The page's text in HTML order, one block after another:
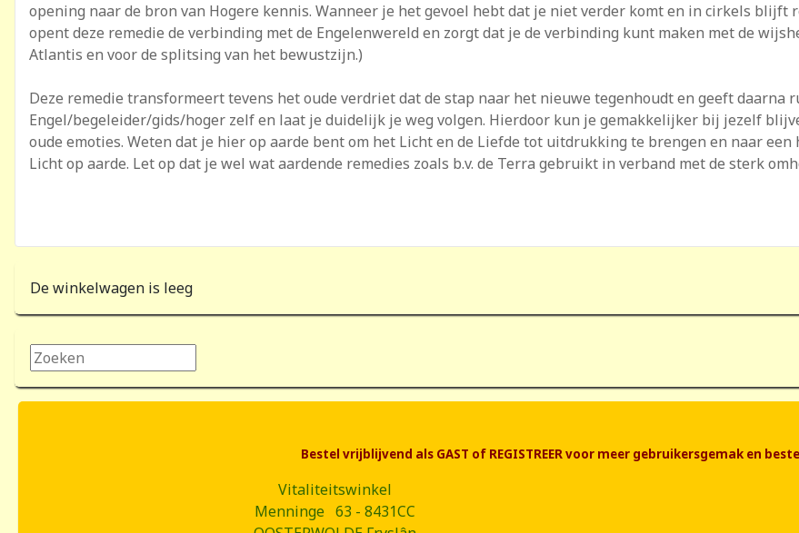
opening naar de bron van Hogere kennis. Wanneer je het gevoel hebt dat je niet verder komt en in cirkels blijft
opent deze remedie de verbinding met de Engelenwereld en zorgt dat je de verbinding kunt maken met de
Atlantis en voor de splitsing van het bewustzijn.)
Deze remedie transformeert tevens het oude verdriet dat de stap naar het nieuwe tegenhoudt en geeft daarna
Engel/begeleider/gids/hoger zelf en laat je duidelijk je weg volgen. Hierdoor kun je gemakkelijker bij jezelf
oude emoties. Weten dat je hier op aarde bent om het Licht en de Liefde tot uitdrukking te brengen en naar
Licht op aarde. Let op dat je wel wat aardende remedies zoals b.v. de Terra gebruikt in verband met de sterk
De winkelwagen is leeg
Zoeken...
Bestel vrijblijvend als GAST of REGISTREER voor meer gebruikersgemak en
Vitaliteitswinkel
Menninge 63 - 8431CC